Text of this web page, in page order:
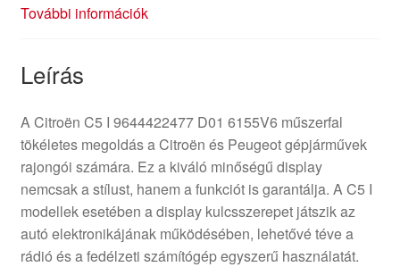
További információk
Leírás
A Citroën C5 I 9644422477 D01 6155V6 műszerfal
tökéletes megoldás a Citroën és Peugeot gépjárművek
rajongói számára. Ez a kiváló minőségű display
nemcsak a stílust, hanem a funkciót is garantálja. A C5 I
modellek esetében a display kulcsszerepet játszik az
autó elektronikájának működésében, lehetővé téve a
rádió és a fedélzeti számítógép egyszerű használatát.